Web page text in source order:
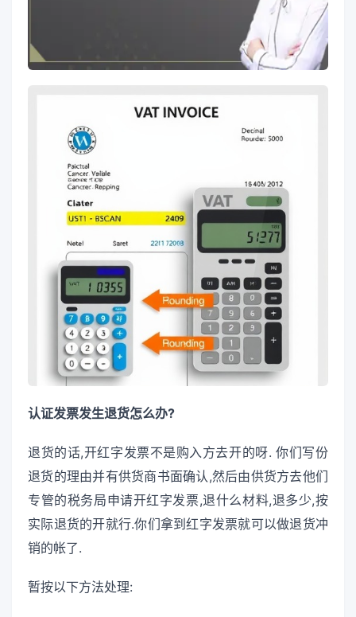
认证发票发生退货怎么办?
退货的话,开红字发票不是购入方去开的呀. 你们写份
退货的理由并有供货商书面确认,然后由供货方去他们
专管的税务局申请开红字发票,退什么材料,退多少,按
实际退货的开就行.你们拿到红字发票就可以做退货冲
销的帐了.
暂按以下方法处理: